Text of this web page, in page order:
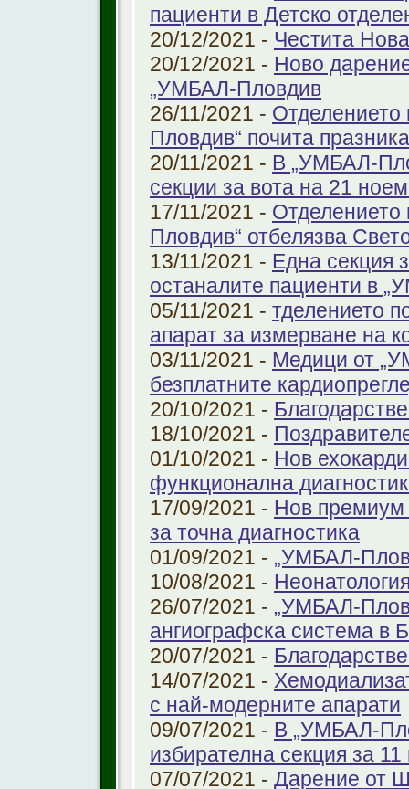
пациенти в Детско
20/12/2021 - Честита
20/12/2021 - Ново
„УМБАЛ-Пловдив
26/11/2021 -
Пловдив“ почита
20/11/2021 - В „УМБАЛ-
секции за вота на 21
17/11/2021 -
Пловдив“ отбелязва
13/11/2021 - Една секция
останалите пациенти в
05/11/2021 - тделението
апарат за измерване на
03/11/2021 - Медици от
безплатните
20/10/2021 -
18/10/2021 -
01/10/2021 - Нов
функционална
17/09/2021 - Нов премиум
за точна диагностика
01/09/2021 - „УМБАЛ-
10/08/2021 -
26/07/2021 - „УМБАЛ-
ангиографска система в
20/07/2021 -
14/07/2021 -
с най-модерните апарати
09/07/2021 - В „УМБАЛ-
избирателна секция за 11
07/07/2021 - Дарение от